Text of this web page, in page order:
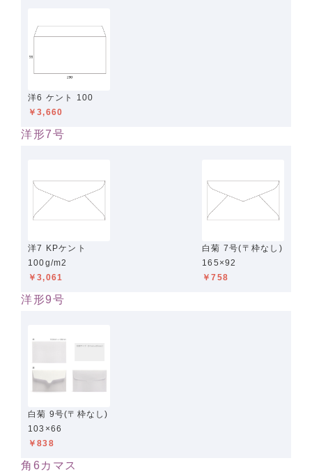
洋6 ケント 100
￥3,660
洋形7号
洋7 KPケント
100g/m2
￥3,061
白菊 7号(〒枠なし)
165×92
￥758
洋形9号
白菊 9号(〒枠なし)
103×66
￥838
角6カマス